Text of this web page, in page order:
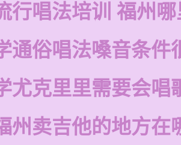
行唱法培训 福州
通俗唱法嗓音条件
尤克里里需要会唱
州卖吉他的地方在